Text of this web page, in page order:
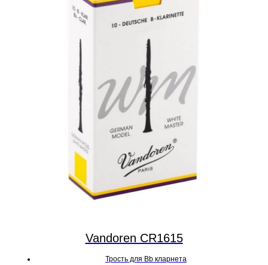
Vandoren CR1615
Трость для Bb кларнета